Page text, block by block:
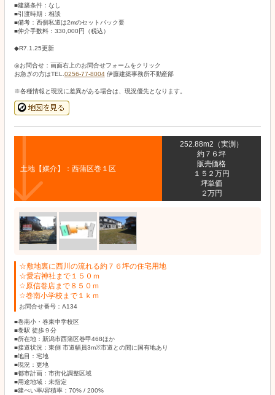
■建築条件：なし
■引渡時期：相談
■備考：西側私道は2mのセットバック要
■仲介手数料：330,000円（税込）
◆R7.1.25更新
◎お問合せ：画面右上のお問合せフォームをクリック
お急ぎの方はTEL. 0256-77-8004伊藤建築事務所不動産部
※各種情報と現況に差異がある場合は、現況優先となります。
土地【媒介】：西蒲区巻１区
252.88m2（実測）
約７６坪
販売価格
１５２万円
坪単価
２万円
☆敷地裏に西川の流れる約７６坪の住宅用地
☆愛宕神社まで１５０ｍ
☆原信巻店まで８５０ｍ
☆巻南小学校まで１ｋｍ
お問合せ番号：A134
■巻南小・巻東中学校区
■巻駅 徒歩９分
■所在地：新潟市西蒲区巻甲468ほか
■接道状況：東側 市道幅員3m※市道との間に国有地あり
■地目：宅地
■現況：更地
■都市計画：市街化調整区域
■用途地域：未指定
■建ぺい率/容積率：70% / 200%